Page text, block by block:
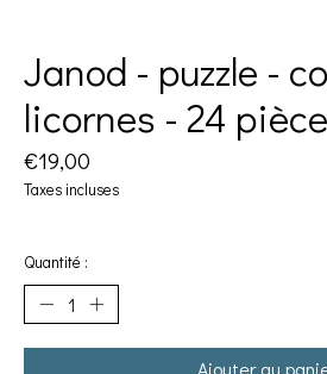
Janod - puzzle -
licornes - 24
€19,00
Taxes incluses
Quantité :
Ajouter au